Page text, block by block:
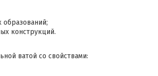
конструкций.
ватой со свойствами: